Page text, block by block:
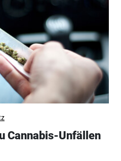
Cannabis-Unfällen